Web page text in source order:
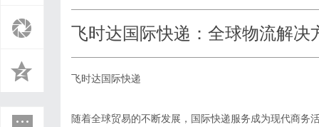
›
飞时达国际快递：全球物流解决
飞时达国际快递
随着全球贸易的不断发展，国际快递服务成为现代商务